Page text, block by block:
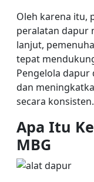
Oleh karena itu,
peralatan dapur
lanjut,
tepat
Pengelola dapur
dan
secara konsisten.
Apa Itu
MBG